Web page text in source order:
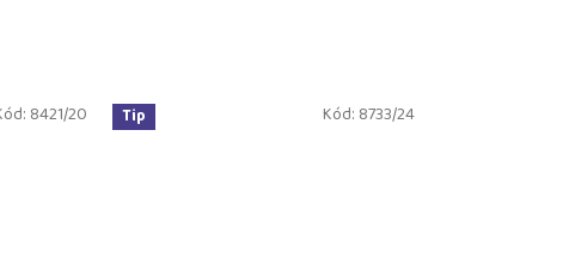
8421/20 Tip Kód: 8733/24